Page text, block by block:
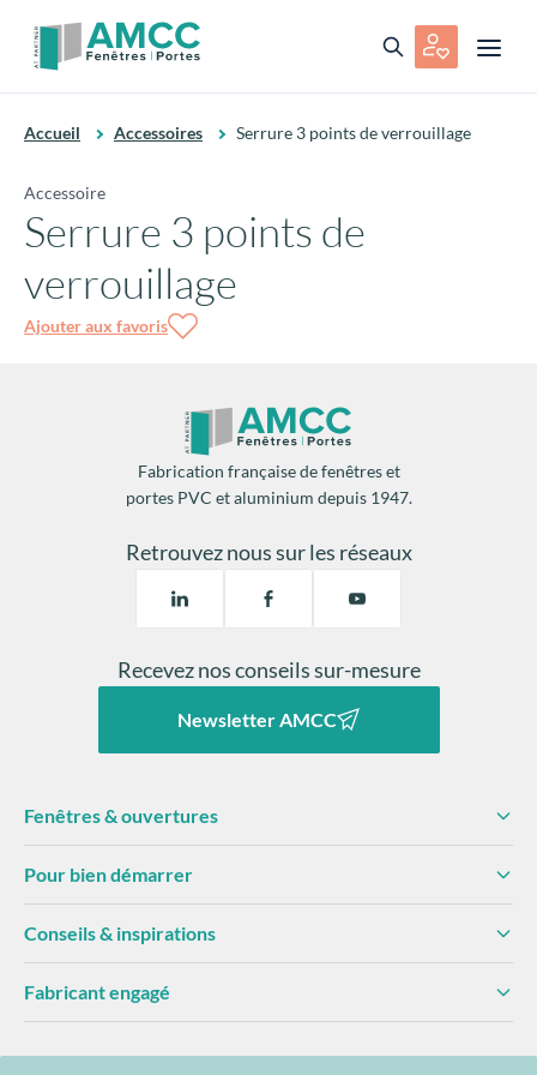
Accueil Accessoires Serrure 3 points de verrouillage
Accessoire
Serrure 3 points de
verrouillage
Ajouter aux favoris
Fabrication française de fenêtres et
portes PVC et aluminium depuis 1947.
Retrouvez nous sur les réseaux
Recevez nos conseils sur-mesure
Newsletter AMCC
Fenêtres & ouvertures
Pour bien démarrer
Conseils & inspirations
Fabricant engagé